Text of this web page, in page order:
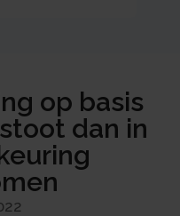
op basis
dan in